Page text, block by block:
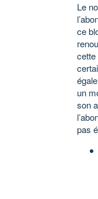
Le
ce
cette
un
son
pas